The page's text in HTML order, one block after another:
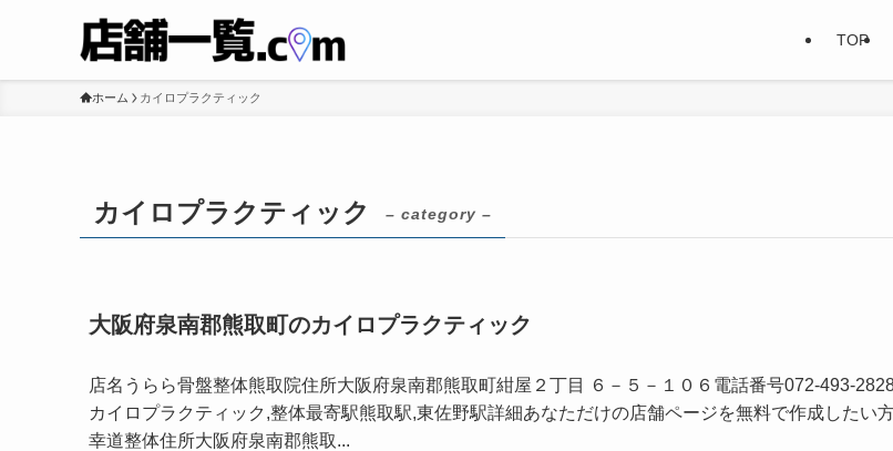
TOP
ホーム カイロプラクティック
カイロプラクティック – category –
大阪府泉南郡熊取町のカイロプラクティック
店名うらら骨盤整体熊取院住所大阪府泉南郡熊取町紺屋２丁目 ６－５－１０６電話番号072-493-
カイロプラクティック,整体最寄駅熊取駅,東佐野駅詳細あなただけの店舗ページを無料で作成したい
幸道整体住所大阪府泉南郡熊取...